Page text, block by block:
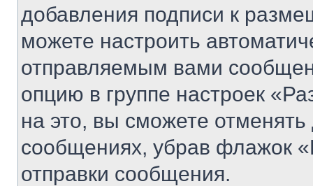
добавления подписи к
можете настроить
отправляемым вами
опцию в группе настроек
на это, вы сможете
сообщениях, убрав флажок
отправки сообщения.